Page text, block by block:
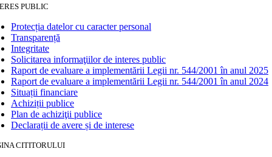
PUBLIC
Protecția datelor cu caracter personal
Transparență
Integritate
Solicitarea informaţiilor de interes public
Raport de evaluare a implementării Legii nr. 544/2001 în anul 2025
Raport de evaluare a implementării Legii nr. 544/2001 în anul 2024
Situații financiare
Achiziții publice
Plan de achiziţii publice
Declarații de avere și de interese
CITITORULUI